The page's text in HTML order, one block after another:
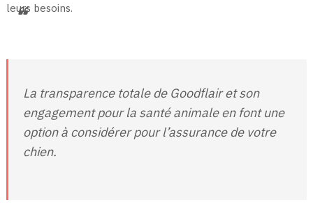
leurs besoins.
La transparence totale de Goodflair et son
engagement pour la santé animale en font une
option à considérer pour l’assurance de votre
chien.